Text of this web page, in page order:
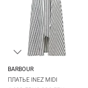
BARBOUR
ПЛАТЬЕ INEZ MIDI